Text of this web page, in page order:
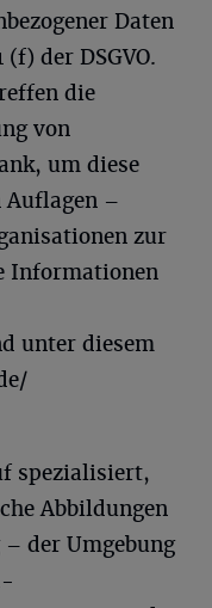
Daten
der DSGVO.
die
von
um diese
Auflagen –
zur
Informationen
unter diesem
spezialisiert,
Abbildungen
der Umgebung